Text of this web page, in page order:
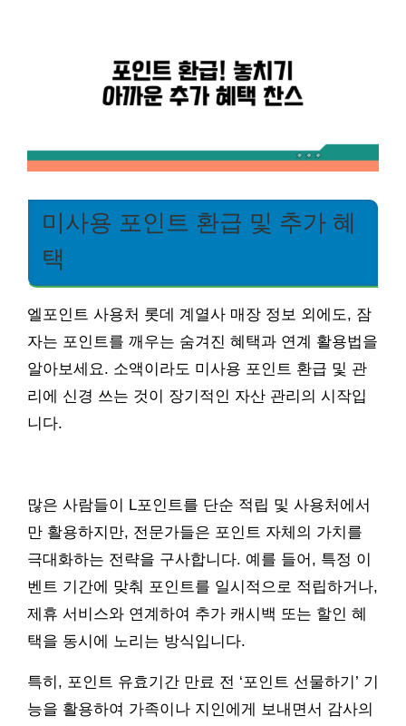
미사용 포인트 환급 및 추가 혜
택
엘포인트 사용처 롯데 계열사 매장 정보 외에도, 잠
자는 포인트를 깨우는 숨겨진 혜택과 연계 활용법을
알아보세요. 소액이라도 미사용 포인트 환급 및 관
리에 신경 쓰는 것이 장기적인 자산 관리의 시작입
니다.
많은 사람들이 L포인트를 단순 적립 및 사용처에서
만 활용하지만, 전문가들은 포인트 자체의 가치를
극대화하는 전략을 구사합니다. 예를 들어, 특정 이
벤트 기간에 맞춰 포인트를 일시적으로 적립하거나,
제휴 서비스와 연계하여 추가 캐시백 또는 할인 혜
택을 동시에 노리는 방식입니다.
특히, 포인트 유효기간 만료 전 ‘포인트 선물하기’ 기
능을 활용하여 가족이나 지인에게 보내면서 감사의